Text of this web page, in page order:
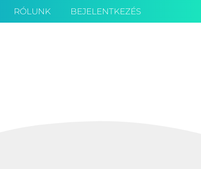
RÓLUNK BEJELENTKEZÉS